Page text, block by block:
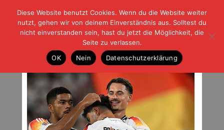
| | |BLOG-GFußball und der Rest
HOME|REGELN|IMPRESSUM |DATENSCHUTZ
Beiträge mit Schlagwort: Nationalelf
Diese Website benutzt Cookies. Wenn du die Website weiter
nutzt, gehen wir von deinem Einverständnis aus. Solltest du
nicht einverstanden sein, hast du jetzt die Möglichkeit, die
Seite zu verlassen.
OK
Nein Datenschutzerklärung